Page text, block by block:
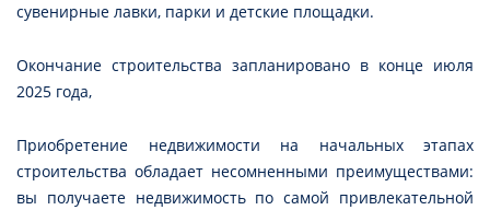
сувенирные лавки, парки и детские площадки.
Окончание строительства запланировано в конце июля
2025 года,
Приобретение недвижимости на начальных этапах
строительства обладает несомненными преимуществами:
вы получаете недвижимость по самой привлекательной